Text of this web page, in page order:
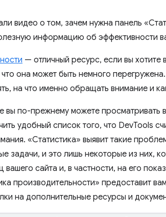
видео о том, зачем нужна панель
информацию об эффективности
— отличный ресурс, если вы хотите
она может быть немного
на что именно обращать внимание и
вы по-прежнему можете просматривать
удобный список того, что DevTools
«Статистика» выявит такие
задачи, и это лишь некоторые из них,
вашего сайта и, в частности, на его
производительности» предоставит
на дополнительные ресурсы и